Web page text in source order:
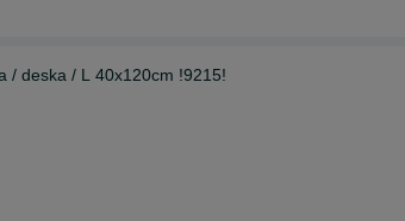
/ deska / L 40x120cm !9215!